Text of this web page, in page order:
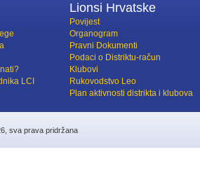
LCI
Lionsi Hrvatske
Povijest
Organogram
Pravni Dokumenti
Podaci o Distriktu-račun
Klubovi
Rukovodstvo Leo
Plan aktivnosti distrikta i klubova
sva prava pridržana